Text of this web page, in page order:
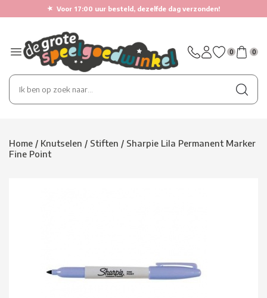
★ Voor 17:00 uur besteld, dezelfde dag verzonden!
0 0
Home / Knutselen / Stiften / Sharpie Lila Permanent Marker
Fine Point